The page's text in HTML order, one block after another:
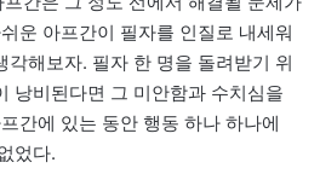
운 아프간이 필자를 인질로 내세워
각해보자. 필자 한 명을 돌려받기 위
낭비된다면 그 미안함과 수치심을
간에 있는 동안 행동 하나 하나에
었다.